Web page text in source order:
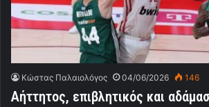
Κώστας Παλαιολόγος 04/06/2026 146
Αήττητος, επιβλητικός και